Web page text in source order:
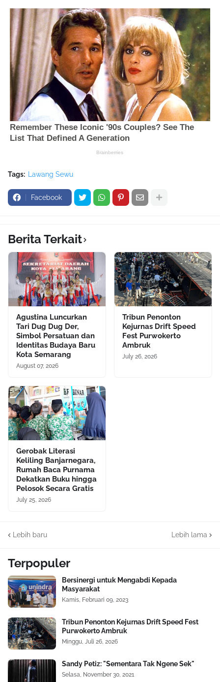
Tags: Lawang Sewu
Facebook
Berita Terkait
Agustina Luncurkan
Tari Dug Dug Der,
Simbol Persatuan dan
Identitas Budaya Baru
Kota Semarang
August 07, 2026
Tribun Penonton
Kejurnas Drift Speed
Fest Purwokerto
Ambruk
July 26, 2026
Gerobak Literasi
Keliling Banjarnegara,
Rumah Baca Purnama
Dekatkan Buku hingga
Pelosok Secara Gratis
July 25, 2026
Lebih baru Lebih lama
Terpopuler
Bersinergi untuk Mengabdi Kepada
Masyarakat
Kamis, Februari 09, 2023
Tribun Penonton Kejurnas Drift Speed Fest
Purwokerto Ambruk
Minggu, Juli 26, 2026
Sandy Petiz: "Sementara Tak Ngene Sek"
Selasa, November 30, 2021